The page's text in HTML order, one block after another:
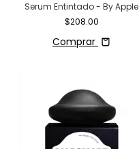
Serum Entintado - By Apple
$208.00
Comprar